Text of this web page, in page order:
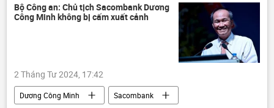
Bộ Công an: Chủ tịch Sacombank Dương
Công Minh không bị cấm xuất cảnh
2 Tháng Tư 2024, 17:42
Dương Công Minh
Sacombank